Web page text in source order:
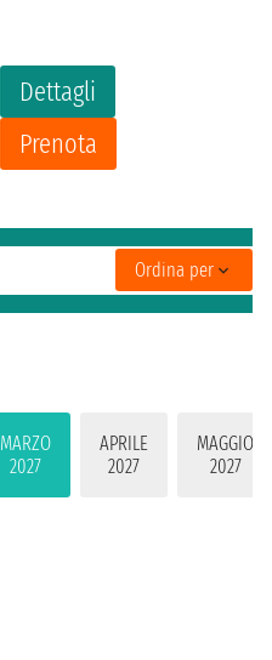
MARZO
2027
APRILE
2027
MAGGIO
2027
Dettagli
Prenota
Ordina per